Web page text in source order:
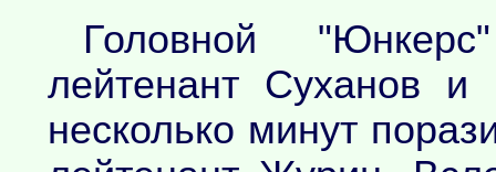
Головной
лейтенант Суханов и
несколько минут